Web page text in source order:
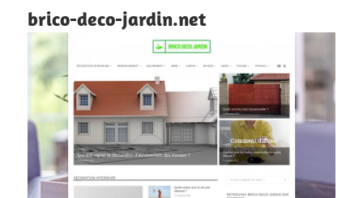
brico-deco-jardin.net